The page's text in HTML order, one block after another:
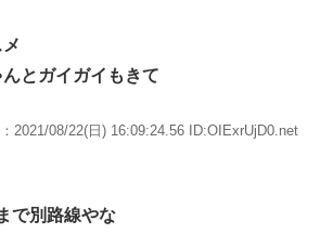
とガイガイもきて
：2021/08/22(日) 16:09:24.56 ID:OIExrUjD0.net
で別路線やな